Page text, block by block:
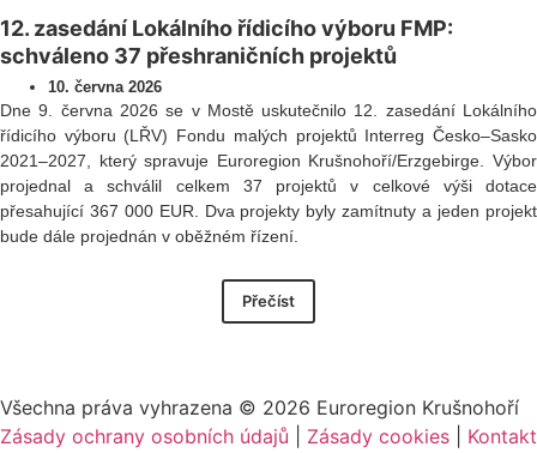
12. zasedání Lokálního řídicího výboru FMP:
schváleno 37 přeshraničních projektů
10. června 2026
Dne 9. června 2026 se v Mostě uskutečnilo 12. zasedání Lokálního
řídicího výboru (LŘV) Fondu malých projektů Interreg Česko–Sasko
2021–2027, který spravuje Euroregion Krušnohoří/Erzgebirge. Výbor
projednal a schválil celkem 37 projektů v celkové výši dotace
přesahující 367 000 EUR. Dva projekty byly zamítnuty a jeden projekt
bude dále projednán v oběžném řízení.
Přečíst
Všechna práva vyhrazena © 2026 Euroregion Krušnohoří
Zásady ochrany osobních údajů
Zásady cookies​ Kontakt​